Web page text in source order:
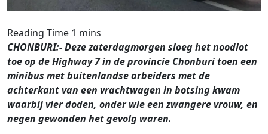
CHONBURI:- Deze zaterdagmorgen sloeg het noodlot
toe op de Highway 7 in de provincie Chonburi toen een
minibus met buitenlandse arbeiders met de
achterkant van een vrachtwagen in botsing kwam
waarbij vier doden, onder wie een zwangere vrouw, en
negen gewonden het gevolg waren.